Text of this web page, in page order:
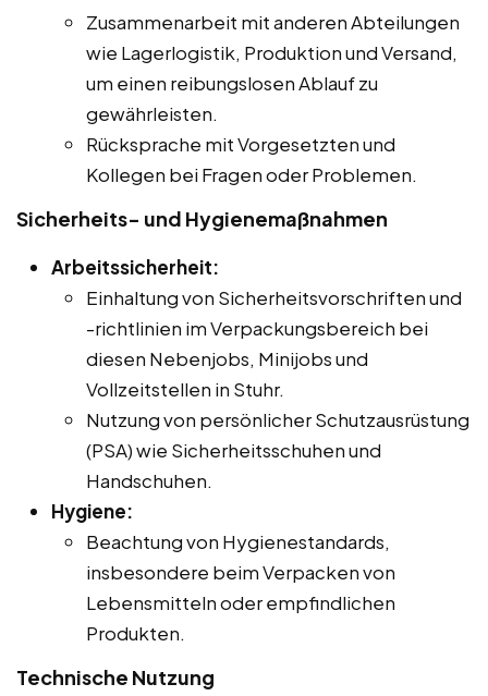
Zusammenarbeit mit anderen Abteilungen
wie Lagerlogistik, Produktion und Versand,
um einen reibungslosen Ablauf zu
gewährleisten.
Rücksprache mit Vorgesetzten und
Kollegen bei Fragen oder Problemen.
Sicherheits- und Hygienemaßnahmen
Arbeitssicherheit:
Einhaltung von Sicherheitsvorschriften und
-richtlinien im Verpackungsbereich bei
diesen Nebenjobs, Minijobs und
Vollzeitstellen in Stuhr.
Nutzung von persönlicher Schutzausrüstung
(PSA) wie Sicherheitsschuhen und
Handschuhen.
Hygiene:
Beachtung von Hygienestandards,
insbesondere beim Verpacken von
Lebensmitteln oder empfindlichen
Produkten.
Technische Nutzung